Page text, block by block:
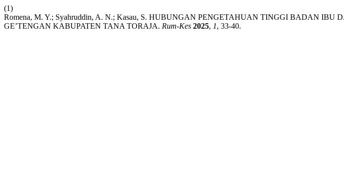
(1)
Romena, M. Y.; Syahruddin, A. N.; Kasau, S. HUBUNGAN PENGETAHUAN TINGGI BADAN
GE’TENGAN KABUPATEN TANA TORAJA. Rum-Kes 2025, 1, 33-40.